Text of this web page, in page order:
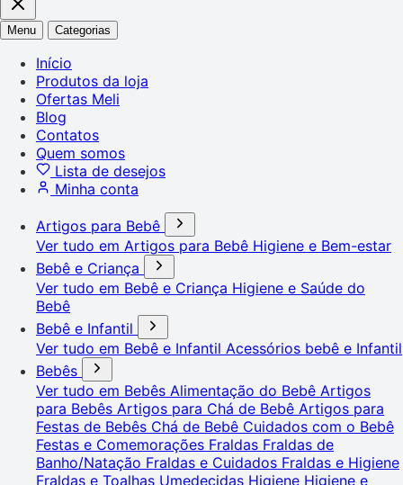
Menu Categorias
Início
Produtos da loja
Ofertas Meli
Blog
Contatos
Quem somos
Lista de desejos
Minha conta
Artigos para Bebê
Ver tudo em Artigos para Bebê Higiene e Bem-estar
Bebê e Criança
Ver tudo em Bebê e Criança Higiene e Saúde do
Bebê
Bebê e Infantil
Ver tudo em Bebê e Infantil Acessórios bebê e Infantil
Bebês
Ver tudo em Bebês Alimentação do Bebê Artigos
para Bebês Artigos para Chá de Bebê Artigos para
Festas de Bebês Chá de Bebê Cuidados com o Bebê
Festas e Comemorações Fraldas Fraldas de
Banho/Natação Fraldas e Cuidados Fraldas e Higiene
Fraldas e Toalhas Umedecidas Higiene Higiene e